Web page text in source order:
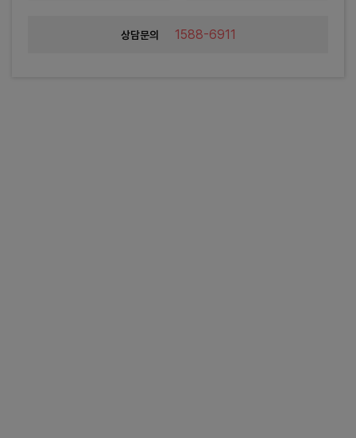
상담문의 1588-6911